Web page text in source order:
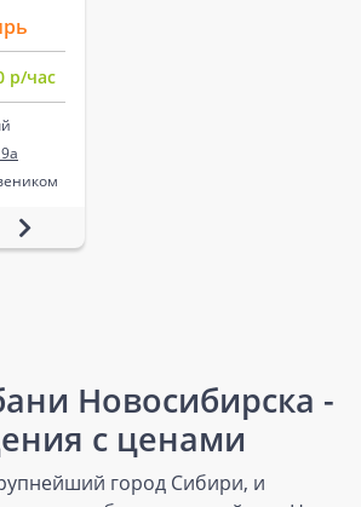
р/час
Новосибирска -
с ценами
город Сибири, и